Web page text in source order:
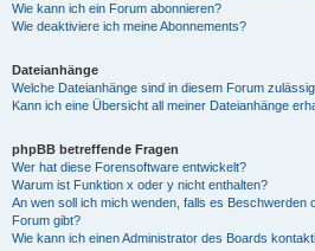
Wie kann ich ein Forum abonnieren?
Wie deaktiviere ich meine Abonnements?
Dateianhänge
Welche Dateianhänge sind in diesem Forum
Kann ich eine Übersicht all meiner Dateianhänge
phpBB betreffende Fragen
Wer hat diese Forensoftware entwickelt?
Warum ist Funktion x oder y nicht enthalten?
An wen soll ich mich wenden, falls es Beschwerden
Forum gibt?
Wie kann ich einen Administrator des Boards